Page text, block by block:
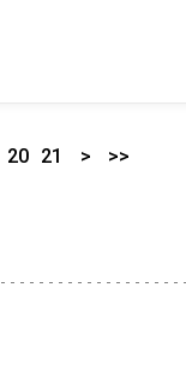
20 21 > >>